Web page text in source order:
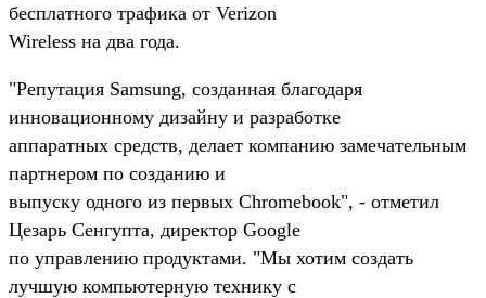
бесплатного трафика от Verizon
Wireless на два года.
"Репутация Samsung, созданная благодаря
инновационному дизайну и разработке
аппаратных средств, делает компанию замечательным
партнером по созданию и
выпуску одного из первых Chromebook", - отметил
Цезарь Сенгупта, директор Google
по управлению продуктами. "Мы хотим создать
лучшую компьютерную технику с